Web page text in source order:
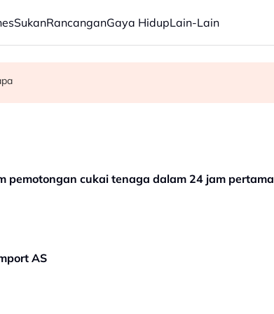
SukanRancanganGaya HidupLain-Lain
ikanPiala ASEAN
pemotongan cukai tenaga dalam 24 jam pertama
AS